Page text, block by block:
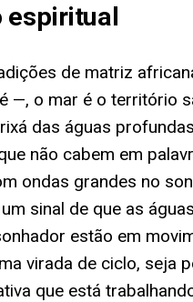
espiritual
de matriz
—, o mar é o território
das águas
não cabem em
ondas grandes no
sinal de que as
estão em
virada de ciclo, seja
que está